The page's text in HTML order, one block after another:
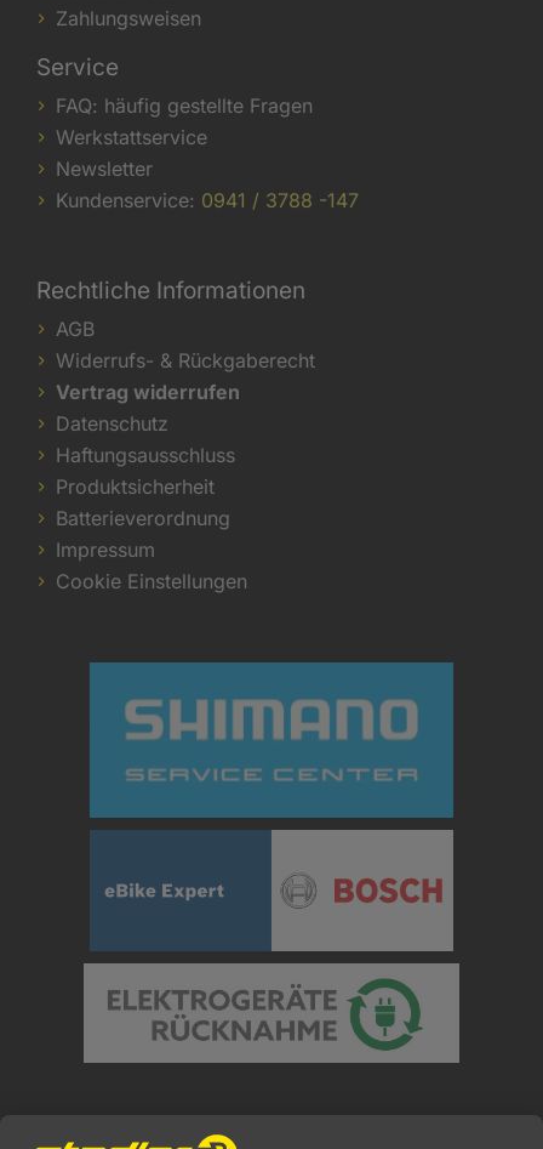
Zahlungsweisen
Service
FAQ: häufig gestellte Fragen
Werkstattservice
Newsletter
Kundenservice: 0941 / 3788 -147
Rechtliche Informationen
AGB
Widerrufs- & Rückgaberecht
Vertrag widerrufen
Datenschutz
Haftungsausschluss
Produktsicherheit
Batterieverordnung
Impressum
Cookie Einstellungen